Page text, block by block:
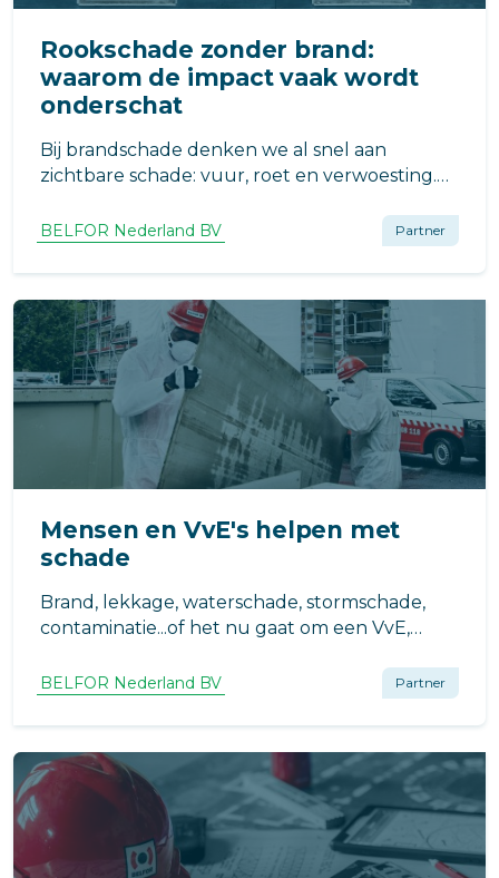
Rookschade zonder brand:
waarom de impact vaak wordt
onderschat
Bij brandschade denken we al snel aan
zichtbare schade: vuur, roet en verwoesting.
niet direct zichtbaar.
BELFOR Nederland BV Partner
Mensen en VvE's helpen met
schade
Brand, lekkage, waterschade, stormschade,
contaminatie...of het nu gaat om een VvE,
de schade niet erger wordt en zo snel
mogelijk wordt hersteld. Met persoonlijke
aandacht voor de mensen erachter.
BELFOR Nederland BV Partner